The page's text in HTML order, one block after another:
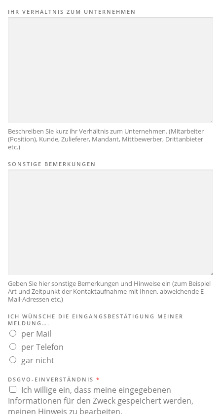
IHR VERHÄLTNIS ZUM UNTERNEHMEN
Beschreiben Sie kurz ihr Verhältnis zum Unternehmen. (Mitarbeiter
(Position), Kunde, Zulieferer, Mandant, Mittbewerber, Drittanbieter
etc.)
SONSTIGE BEMERKUNGEN
Geben Sie hier sonstige Bemerkungen und Hinweise ein (zum Beispiel
Art und Zeitpunkt der Kontaktaufnahme mit Ihnen, abweichende E-
Mail-Adressen etc.)
ICH WÜNSCHE DIE EINGANGSBESTÄTIGUNG MEINER
MELDUNG….
per Mail
per Telefon
gar nicht
DSGVO-EINVERSTÄNDNIS *
Ich willige ein, dass meine eingegebenen
Informationen für den Zweck gespeichert werden,
meinen Hinweis zu bearbeiten.